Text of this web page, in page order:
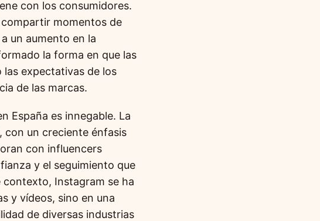
con los consumidores.
momentos de
un aumento en la
la forma en que las
las expectativas de los
de las marcas.
España es innegable. La
con un creciente énfasis
con influencers
y el seguimiento que
contexto, Instagram se ha
y vídeos, sino en una
de diversas industrias